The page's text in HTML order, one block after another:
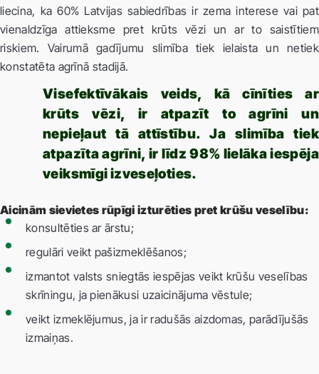
liecina, ka 60% Latvijas sabiedrības ir zema interese vai pat
vienaldzīga attieksme pret krūts vēzi un ar to saistītiem
riskiem. Vairumā gadījumu slimība tiek ielaista un netiek
konstatēta agrīnā stadijā.
Visefektīvākais veids, kā cīnīties ar
krūts vēzi, ir atpazīt to agrīni un
nepieļaut tā attīstību. Ja slimība tiek
atpazīta agrīni, ir līdz 98% lielāka iespēja
veiksmīgi izveseļoties.
Aicinām sievietes rūpīgi izturēties pret krūšu veselību:
konsultēties ar ārstu;
regulāri veikt pašizmeklēšanos;
izmantot valsts sniegtās iespējas veikt krūšu veselības
skrīningu, ja pienākusi uzaicinājuma vēstule;
veikt izmeklējumus, ja ir radušās aizdomas, parādījušās
izmaiņas.